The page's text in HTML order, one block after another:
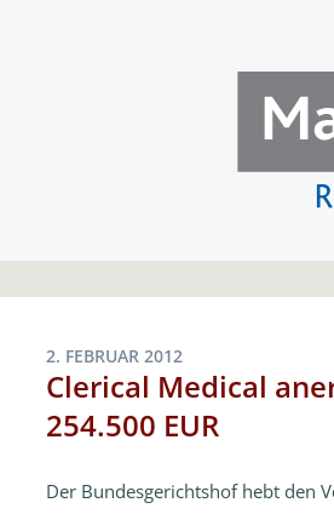
2. FEBRUAR 2012
Clerical Medical
254.500 EUR
Der Bundesgerichtshof hebt den